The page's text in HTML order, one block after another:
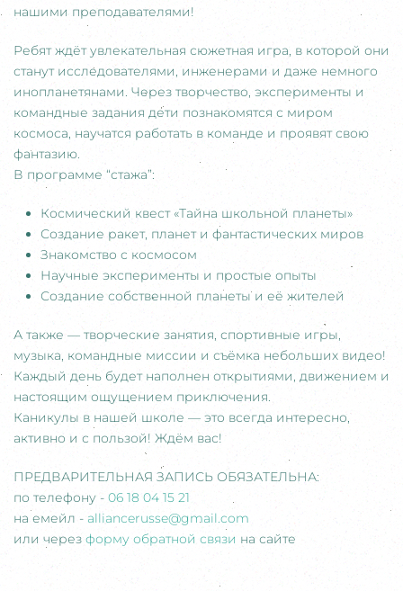
нашими преподавателями!
Ребят ждёт увлекательная сюжетная игра, в которой они
станут исследователями, инженерами и даже немного
инопланетянами. Через творчество, эксперименты и
командные задания дети познакомятся с миром
космоса, научатся работать в команде и проявят свою
фантазию.
В программе “стажа”:
Космический квест «Тайна школьной планеты»
Создание ракет, планет и фантастических миров
Знакомство с космосом
Научные эксперименты и простые опыты
Создание собственной планеты и её жителей
А также — творческие занятия, спортивные игры,
музыка, командные миссии и съёмка небольших видео!
Каждый день будет наполнен открытиями, движением и
настоящим ощущением приключения.
Каникулы в нашей школе — это всегда интересно,
активно и с пользой! Ждём вас!
ПРЕДВАРИТЕЛЬНАЯ ЗАПИСЬ ОБЯЗАТЕЛЬНА:
по телефону - 06 18 04 15 21
на емейл - alliancerusse@gmail.com
или через форму обратной связи на сайте